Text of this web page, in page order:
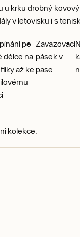
u krku drobný
v letovisku i s
po
délce na
až ke
Zavazovací
pásek v
pase
kolekce.